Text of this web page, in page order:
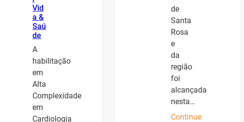
Vid
a &
Saú
de
A
habilitação
em
Alta
Complexidade
em
Cardiologia
de
Santa
Rosa
e
da
região
foi
alcançada
nesta…
Continue